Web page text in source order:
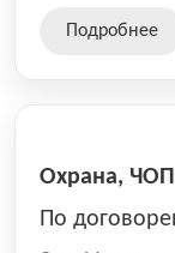
Подробнее
Охрана, ЧОП
По